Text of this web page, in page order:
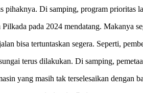
Di samping, program prioritas
pada 2024 mendatang. Makanya
bisa tertuntaskan segera. Seperti,
terus dilakukan. Di samping,
yang masih tak terselesaikan dengan